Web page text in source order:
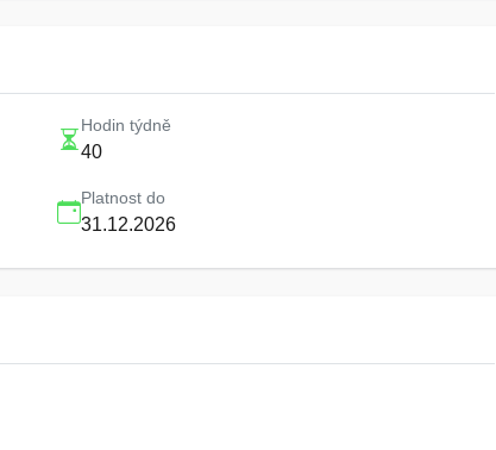
Hodin týdně
40
Platnost do
31.12.2026